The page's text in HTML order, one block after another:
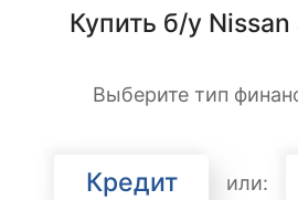
Купить б/у Nissan
Выберите тип
Кредит или: